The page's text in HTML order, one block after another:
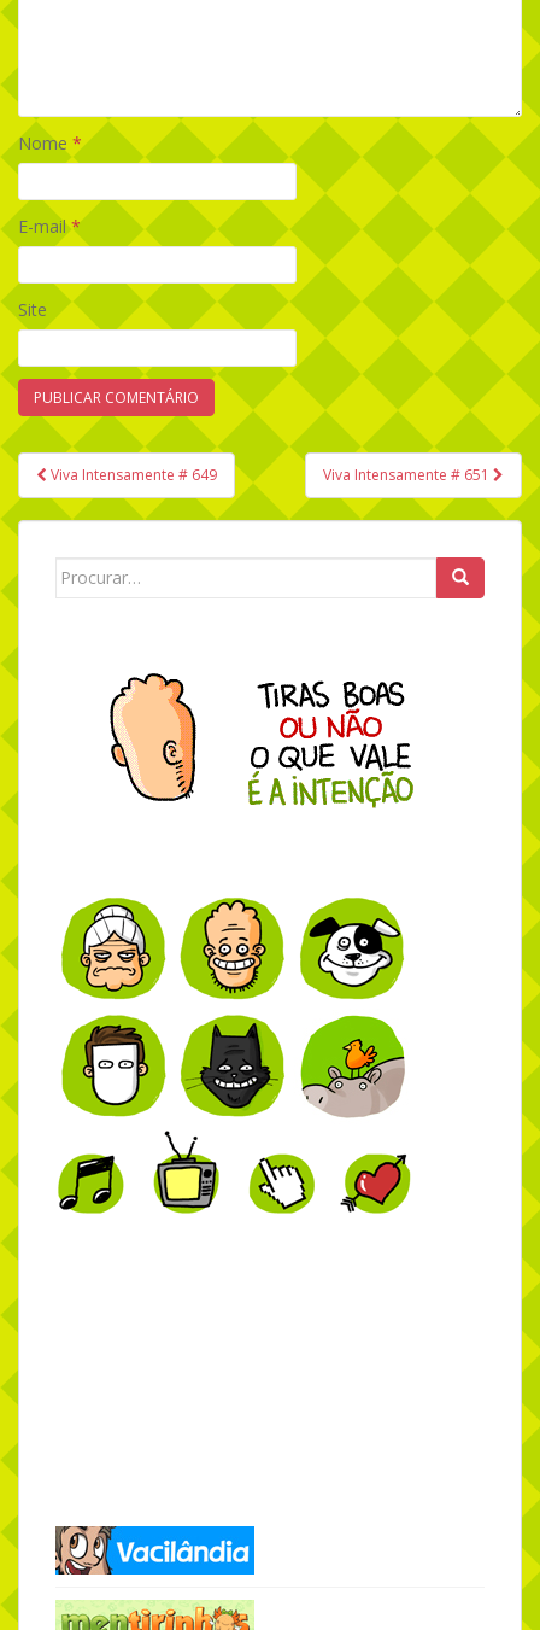
Nome *
E-mail*
Site
Navegação de Post
Viva Intensamente # 649 Viva Intensamente # 651
Search for: